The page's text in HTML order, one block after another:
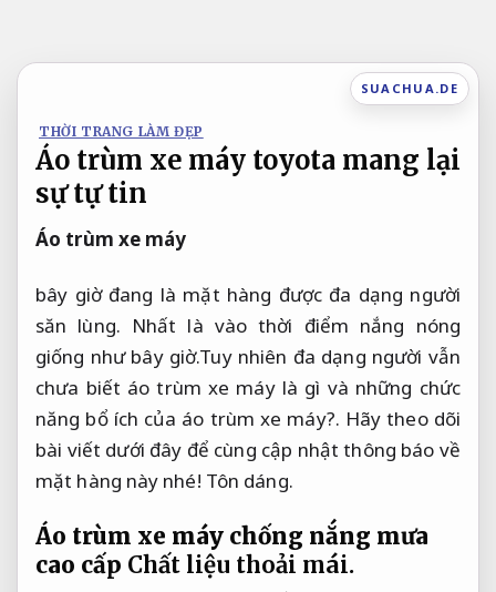
nội
SUACHUA.DE
THỜI TRANG LÀM ĐẸP
Áo trùm xe máy toyota mang lại
sự tự tin
Áo trùm xe máy
bây giờ đang là mặt hàng được đa dạng người
săn lùng. Nhất là vào thời điểm nắng nóng
giống như bây giờ.Tuy nhiên đa dạng người vẫn
chưa biết áo trùm xe máy là gì và những chức
năng bổ ích của áo trùm xe máy?. Hãy theo dõi
bài viết dưới đây để cùng cập nhật thông báo về
mặt hàng này nhé! Tôn dáng.
Áo trùm xe máy chống nắng mưa
cao cấp Chất liệu thoải mái.